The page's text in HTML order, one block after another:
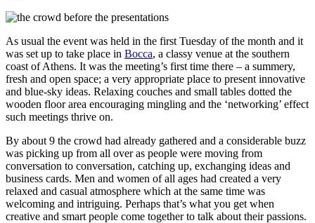
As usual the event was held in the first Tuesday of the month and it
was set up to take place in Bocca, a classy venue at the southern
coast of Athens. It was the meeting’s first time there – a summery,
fresh and open space; a very appropriate place to present innovative
and blue-sky ideas. Relaxing couches and small tables dotted the
wooden floor area encouraging mingling and the ‘networking’ effect
such meetings thrive on.
By about 9 the crowd had already gathered and a considerable buzz
was picking up from all over as people were moving from
conversation to conversation, catching up, exchanging ideas and
business cards. Men and women of all ages had created a very
relaxed and casual atmosphere which at the same time was
welcoming and intriguing. Perhaps that’s what you get when
creative and smart people come together to talk about their passions.